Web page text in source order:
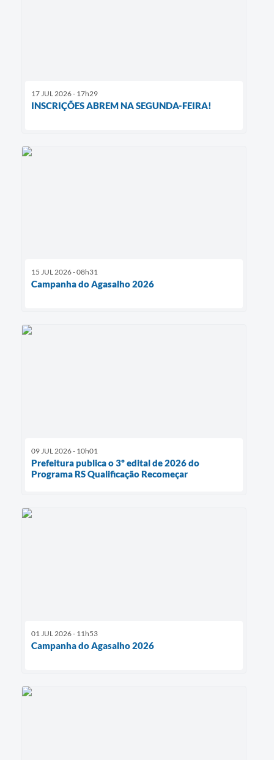
17 JUL 2026 - 17h29
INSCRIÇÕES ABREM NA SEGUNDA-FEIRA!
15 JUL 2026 - 08h31
Campanha do Agasalho 2026
09 JUL 2026 - 10h01
Prefeitura publica o 3º edital de 2026 do
Programa RS Qualificação Recomeçar
01 JUL 2026 - 11h53
Campanha do Agasalho 2026